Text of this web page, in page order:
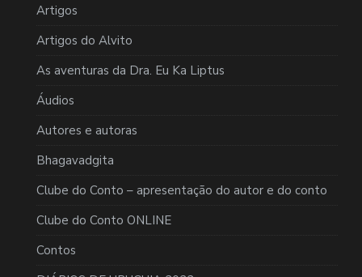
Artigos
Artigos do Alvito
As aventuras da Dra. Eu Ka Liptus
Áudios
Autores e autoras
Bhagavadgita
Clube do Conto – apresentação do autor e do conto
Clube do Conto ONLINE
Contos